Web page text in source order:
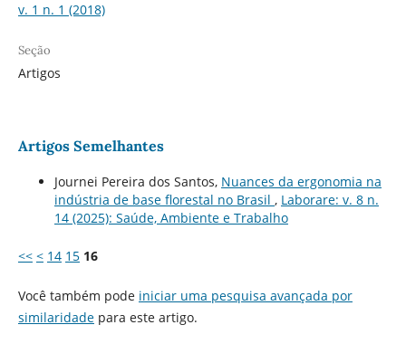
v. 1 n. 1 (2018)
Seção
Artigos
Artigos Semelhantes
Journei Pereira dos Santos, Nuances da ergonomia na
indústria de base florestal no Brasil , Laborare: v. 8 n.
14 (2025): Saúde, Ambiente e Trabalho
<< < 14 15 16
Você também pode iniciar uma pesquisa avançada por
similaridadepara este artigo.